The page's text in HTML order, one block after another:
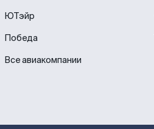
ЮТэйр
Победа
Все авиакомпании